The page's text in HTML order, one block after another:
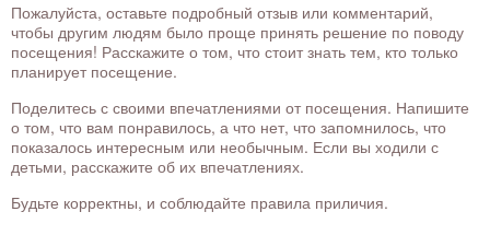
Пожалуйста, оставьте подробный отзыв или комментарий,
чтобы другим людям было проще принять решение по поводу
посещения! Расскажите о том, что стоит знать тем, кто только
планирует посещение.
Поделитесь с своими впечатлениями от посещения. Напишите
о том, что вам понравилось, а что нет, что запомнилось, что
показалось интересным или необычным. Если вы ходили с
детьми, расскажите об их впечатлениях.
Будьте корректны, и соблюдайте правила приличия.